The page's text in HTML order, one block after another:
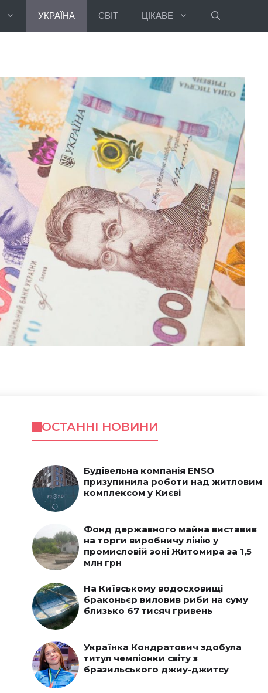
УКРАЇНА СВІТ ЦІКАВЕ
ОСТАННІ НОВИНИ
Будівельна компанія ENSO
призупинила роботи над житловим
комплексом у Києві
Фонд державного майна виставив
на торги виробничу лінію у
промисловій зоні Житомира за 1,5
млн грн
На Київському водосховищі
браконьєр виловив риби на суму
близько 67 тисяч гривень
Українка Кондратович здобула
титул чемпіонки світу з
бразильського джиу-джитсу